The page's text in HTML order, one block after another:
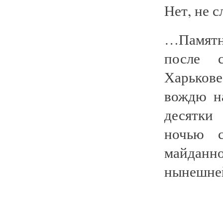
Нет, не
после
вождю
ночью